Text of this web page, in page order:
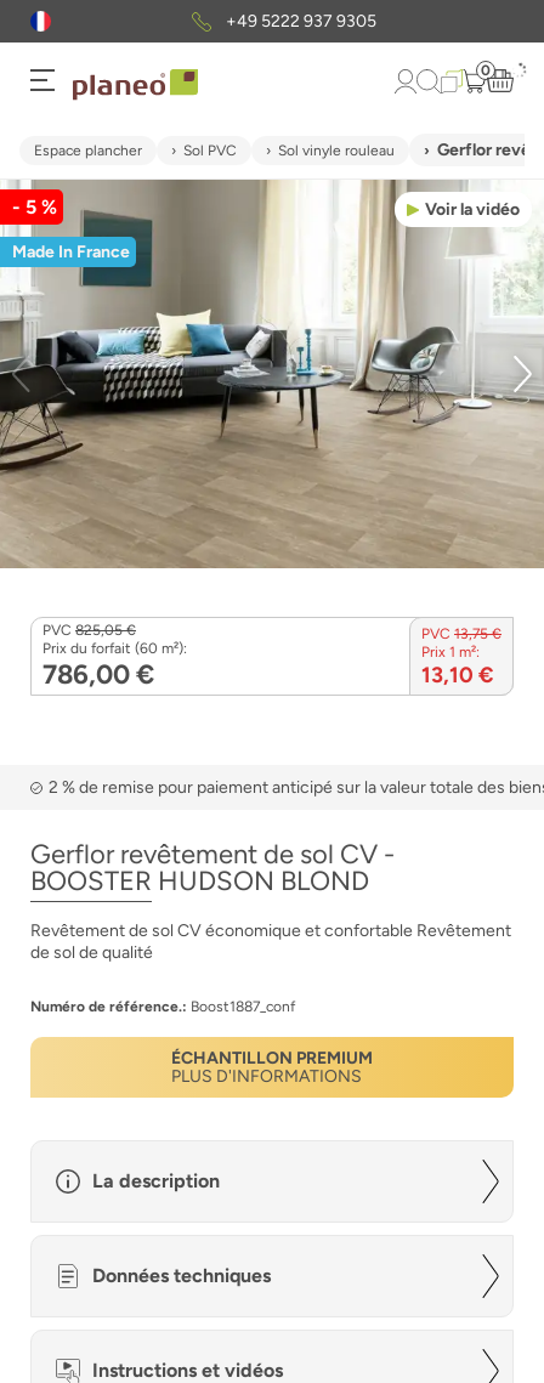
+49 5222 937 9305
0
Espace plancher Sol PVC Sol vinyle rouleau Gerflor
Voir la vidéo
- 5 %
Made In France
PVC 825,05 €
Prix du forfait (60 m²):
786,00 €
PVC 13,75 €
Prix 1 m²:
13,10 €
2 % de remise pour paiement anticipé sur la valeur totale des
Gerflor revêtement de sol CV -
BOOSTER HUDSON BLOND
Revêtement de sol CV économique et confortable Revêtement
de sol de qualité
Numéro de référence.: Boost1887_conf
ÉCHANTILLON PREMIUM
PLUS D'INFORMATIONS
La description
Données techniques
Instructions et vidéos